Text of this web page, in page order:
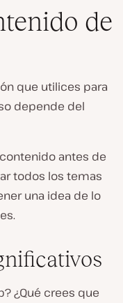
de
que utilices para
depende del
antes de
todos los temas
una idea de lo
¿Qué crees que